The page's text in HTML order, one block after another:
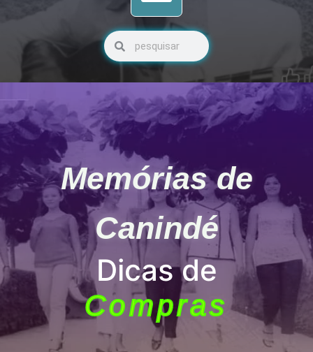
Pesquisar
Memórias de
Canindé
Dicas de
Compras